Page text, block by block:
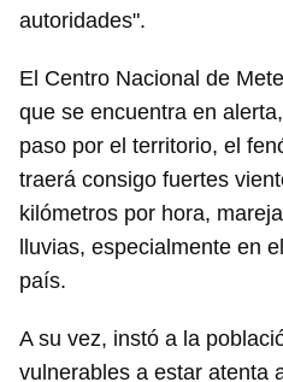
autoridades".
El Centro Nacional de
que se encuentra en
paso por el territorio, el
traerá consigo fuertes
kilómetros por hora,
lluvias, especialmente en
país.
A su vez, instó a la
vulnerables a estar atenta